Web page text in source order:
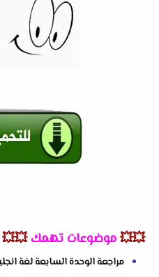
💥💥موضوعات تهمك 💥💥
مراجعة الوحدة السابعة لغة